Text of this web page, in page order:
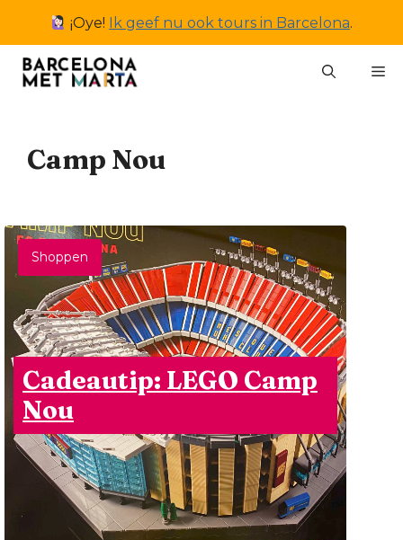
inhoud
¡Oye! Ik geef nu ook tours in Barcelona.
Camp Nou
Shoppen
Cadeautip: LEGO Camp
Nou